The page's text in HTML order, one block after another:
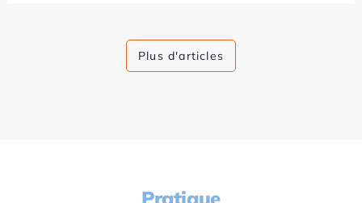
Plus d'articles
Pratique